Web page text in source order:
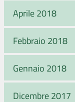
Aprile 2018
Febbraio 2018
Gennaio 2018
Dicembre 2017